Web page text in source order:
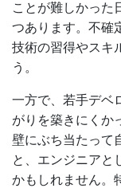
ことが難しかった
つあります。不確
技術の習得やスキ
う。
一方で、若手デベ
がりを築きにくか
壁にぶち当たって
と、エンジニアと
かもしれません。